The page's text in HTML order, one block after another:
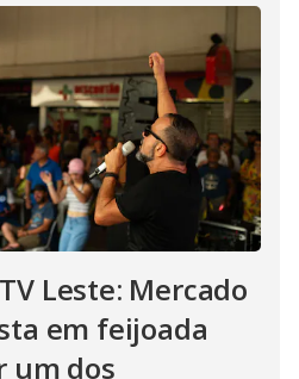
Leste: Mercado
em feijoada
um dos